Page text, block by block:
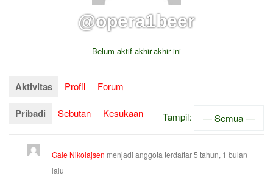
@opera1beer
Belum aktif akhir-akhir ini
Aktivitas Profil Forum
Pribadi Sebutan Kesukaan Tampil:
Gale Nikolajsen menjadi anggota terdaftar5 tahun, 1 bulan
lalu